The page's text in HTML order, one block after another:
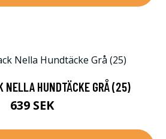
NELLA HUNDTÄCKE GRÅ (25)
639 SEK